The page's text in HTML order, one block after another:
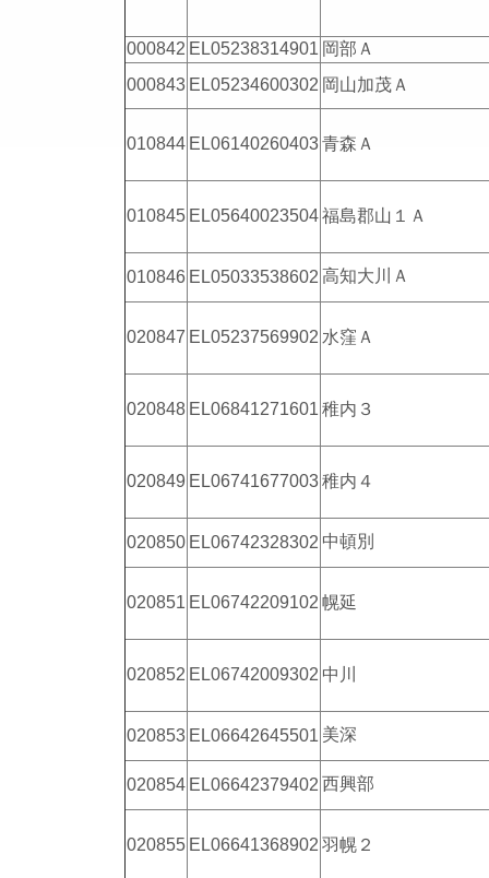
000842 EL05238314901 岡部Ａ
000843 EL05234600302 岡山加茂Ａ
010844 EL06140260403青森Ａ
010845 EL05640023504福島郡山１Ａ
010846 EL05033538602 高知大川Ａ
020847 EL05237569902 水窪Ａ
020848 EL06841271601 稚内３
020849 EL06741677003稚内４
020850 EL06742328302 中頓別
020851 EL06742209102 幌延
020852 EL06742009302 中川
020853 EL06642645501 美深
020854 EL06642379402 西興部
020855 EL06641368902 羽幌２